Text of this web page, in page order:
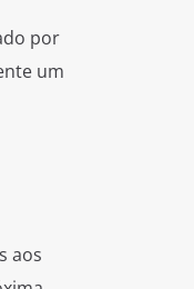
por
um
aos